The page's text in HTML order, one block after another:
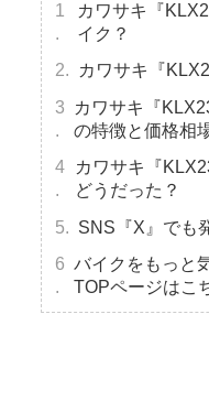
カワサキ『
イク？
カワサキ『
カワサキ『
の特徴と価格相
カワサキ『
どうだった？
SNS『X』でも
バイクをもっと
TOPページはこ